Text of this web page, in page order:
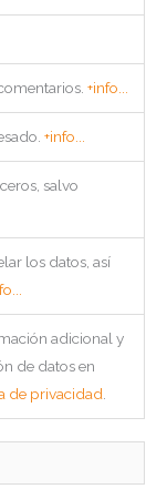
+info...
+info...
salvo
los datos, así
adicional y
de datos en
de privacidad